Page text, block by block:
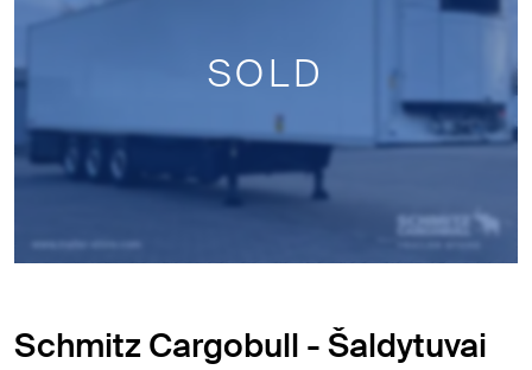
SOLD
Schmitz Cargobull - Šaldytuvai